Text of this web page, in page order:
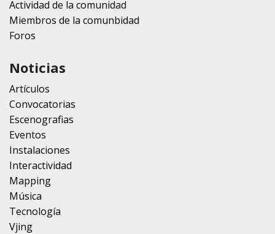
Actividad de la comunidad
Miembros de la comunbidad
Foros
Noticias
Artículos
Convocatorias
Escenografias
Eventos
Instalaciones
Interactividad
Mapping
Música
Tecnología
Vjing